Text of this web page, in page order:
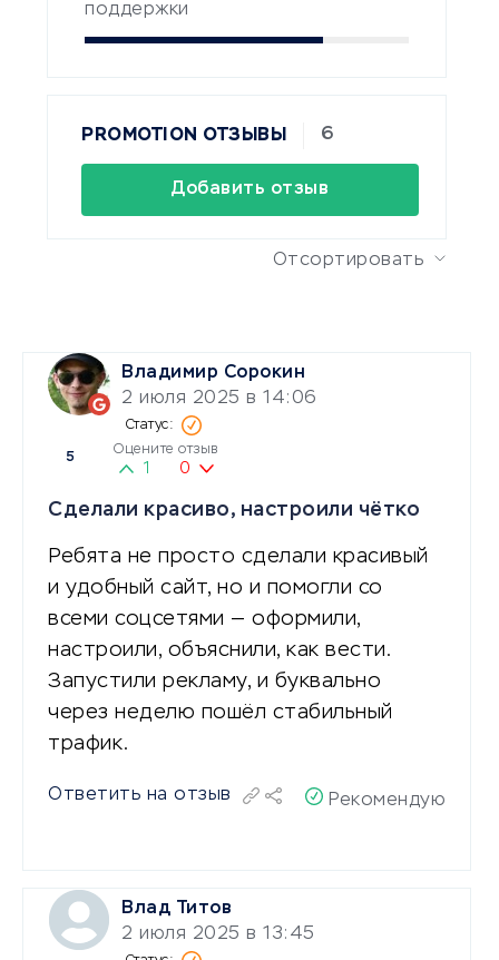
поддержки
PROMOTION ОТЗЫВЫ 6
Добавить отзыв
Отсортировать
Владимир Сорокин
2 июля 2025 в 14:06
5
Оцените отзыв
1 0
Сделали красиво, настроили чётко
Ребята не просто сделали красивый
и удобный сайт, но и помогли со
всеми соцсетями — оформили,
настроили, объяснили, как вести.
Запустили рекламу, и буквально
через неделю пошёл стабильный
трафик.
Ответить на отзыв Рекомендую
Влад Титов
2 июля 2025 в 13:45